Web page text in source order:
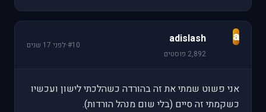
a
adislash
2,892 פוסטים
#10
·לפני 17 שנים
אני פשוט שמתי את זה בהורדה כשהלכתי לישון ועכשיו
כשקמתי זה סיים (בלי שום מנהל הורדות).